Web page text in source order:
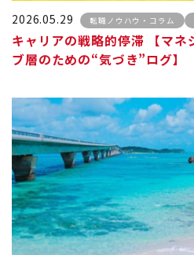
2026.05.29 転職ノウハウ・コラム
キャリアの戦略的停滞 【マネ
ブ層のための“気づき”ログ】